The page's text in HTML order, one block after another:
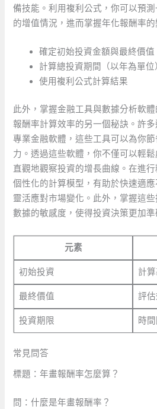
備技能。利用複利公式，你可以預
的增值情況，進而掌握年化報酬率的
確定初始投資金額與最終價值
計算總投資期間（以年為單位
使用複利公式計算結果
此外，掌握金融工具與數據分析軟
報酬率計算效率的另一個秘訣。許
專業金融軟體，這些工具可以為你
力。透過這些軟體，你不僅可以輕
直觀地觀察投資的增長曲線。在進
個性化的計算模型，有助於快速適
靈活應對市場變化。此外，掌握這
數據的敏感度，使得投資決策更加準
元素
初始投資 計
最終價值 評
投資期限 時
常見問答
標題：年畫報酬率怎麼算？
問：什麼是年畫報酬率？